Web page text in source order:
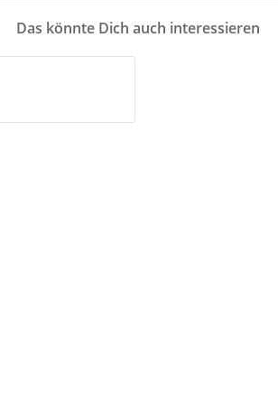
Das könnte Dich auch interessieren